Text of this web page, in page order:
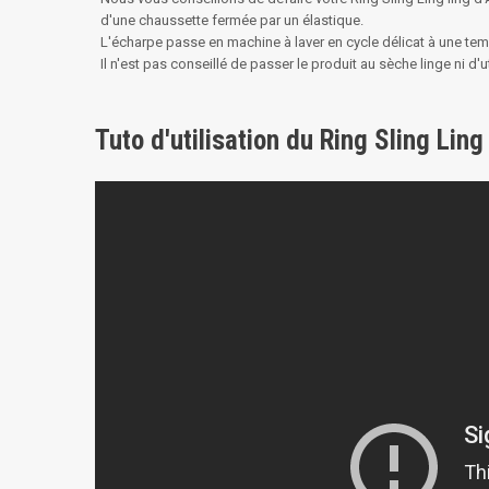
d'une chaussette fermée par un élastique.
L'écharpe passe en machine à laver en cycle délicat à une
Il n'est pas conseillé de passer le produit au sèche linge ni
Tuto d'utilisation du Ring Sling